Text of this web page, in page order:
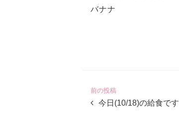
バナナ
ど
も
前の投稿
今日(10/18)の給食です